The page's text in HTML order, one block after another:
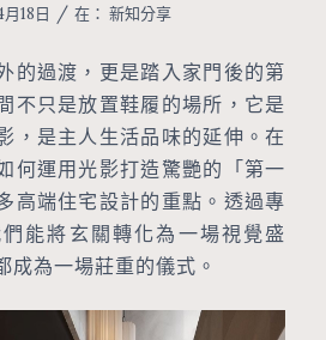
18日 / 在： 新知分享
的過渡，更是踏入家門後的第
不只是放置鞋履的場所，它是
，是主人生活品味的延伸。在
何運用光影打造驚艷的「第一
高端住宅設計的重點。透過專
能將玄關轉化為一場視覺盛
成為一場莊重的儀式。